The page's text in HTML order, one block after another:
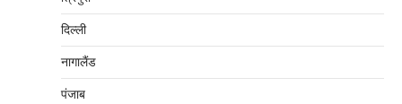
दिल्‍ली
नागालैंड
पंजाब